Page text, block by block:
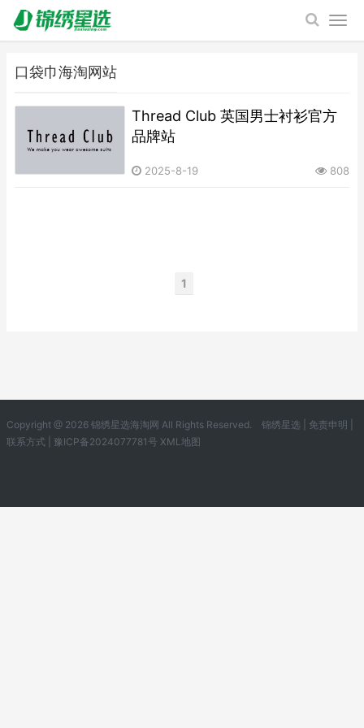
口袋巾​海淘网站
Thread Club 英国男士衬衫官方
品牌站
2025-8-19 808
1
Copyright @ 2026 锦绣星选海淘网 All Rights Reserved. 锦绣星选 免责申明
联系方式
豫ICP备2024077781号 XML地图